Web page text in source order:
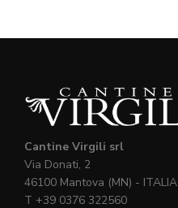
Cantine Virgili srl
Via Donati, 2
46100 Mantova (MN) - ITALIA
T +39 0376 322560